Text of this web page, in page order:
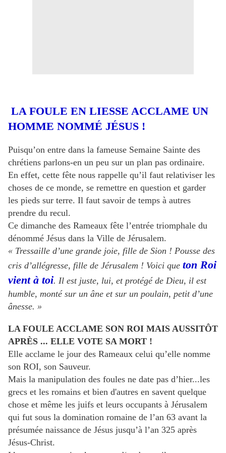
LA FOULE EN LIESSE ACCLAME UN
HOMME NOMMÉ JÉSUS !
Puisqu’on entre dans la fameuse Semaine Sainte des
chrétiens parlons-en un peu sur un plan pas ordinaire.
En effet, cette fête nous rappelle qu’il faut relativiser les
choses de ce monde, se remettre en question et garder
les pieds sur terre. Il faut savoir de temps à autres
prendre du recul.
Ce dimanche des Rameaux fête l’entrée triomphale du
dénommé Jésus dans la Ville de Jérusalem.
« Tressaille d’une grande joie, fille de Sion ! Pousse des
cris d’allégresse, fille de Jérusalem ! Voici que ton Roi
vient à toi. Il est juste, lui, et protégé de Dieu, il est
humble, monté sur un âne et sur un poulain, petit d’une
ânesse. »
LA FOULE ACCLAME SON ROI MAIS AUSSITÔT
APRÈS ... ELLE VOTE SA MORT !
Elle acclame le jour des Rameaux celui qu’elle nomme
son ROI, son Sauveur.
Mais la manipulation des foules ne date pas d’hier...les
grecs et les romains et bien d'autres en savent quelque
chose et même les juifs et leurs occupants à Jérusalem
qui fut sous la domination romaine de l’an 63 avant la
présumée naissance de Jésus jusqu’à l’an 325 après
Jésus-Christ.